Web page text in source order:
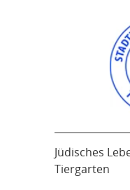
Jüdisches
Tiergarten